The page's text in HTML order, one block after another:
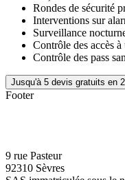
Rondes de sécurité
Interventions sur
Surveillance
Contrôle des accès à
Contrôle des pass
Jusqu'à 5 devis gratuits en
Footer
9 rue Pasteur
92310 Sèvres